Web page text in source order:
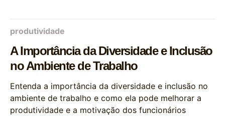
produtividade
A Importância da Diversidade e Inclusão
no Ambiente de Trabalho
Entenda a importância da diversidade e inclusão no
ambiente de trabalho e como ela pode melhorar a
produtividade e a motivação dos funcionários